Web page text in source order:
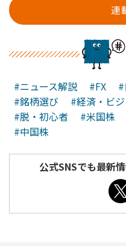
連
#ニュース解説 #FX
#銘柄選び
#経済・ビ
#脱・初心者
#米国株
#中国株
公式SNSでも最新